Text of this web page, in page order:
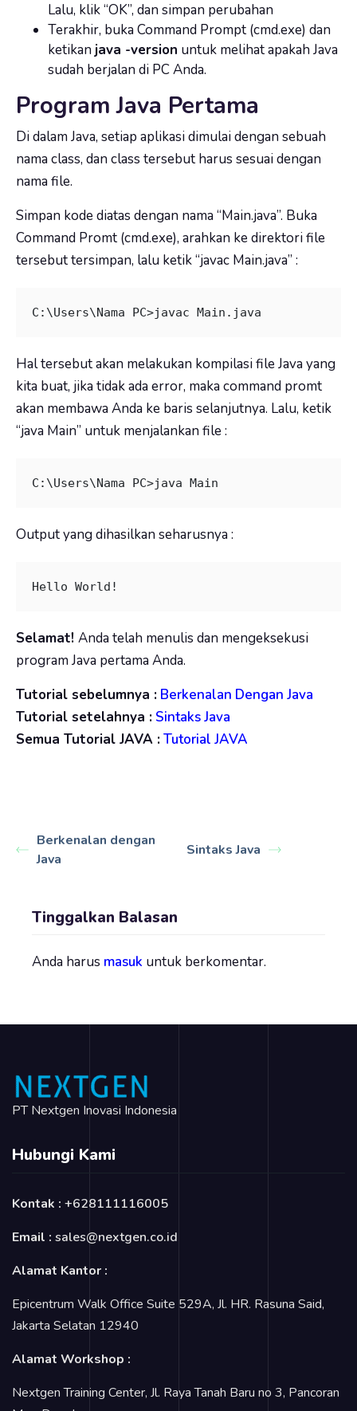
Lalu, klik “OK”, dan simpan perubahan
Terakhir, buka Command Prompt (cmd.exe) dan
ketikan java -version untuk melihat apakah Java
sudah berjalan di PC Anda.
Program Java Pertama
Di dalam Java, setiap aplikasi dimulai dengan sebuah
nama class, dan class tersebut harus sesuai dengan
nama file.
Simpan kode diatas dengan nama “Main.java”. Buka
Command Promt (cmd.exe), arahkan ke direktori file
tersebut tersimpan, lalu ketik “javac Main.java” :
C:\Users\Nama PC>javac Main.java
Hal tersebut akan melakukan kompilasi file Java yang
kita buat, jika tidak ada error, maka command promt
akan membawa Anda ke baris selanjutnya. Lalu, ketik
“java Main” untuk menjalankan file :
C:\Users\Nama PC>java Main
Output yang dihasilkan seharusnya :
Hello World!
Selamat! Anda telah menulis dan mengeksekusi
program Java pertama Anda.
Tutorial sebelumnya : Berkenalan Dengan Java
Tutorial setelahnya : Sintaks Java
Semua Tutorial JAVA :Tutorial JAVA
Berkenalan dengan
Java
Sintaks Java
Tinggalkan Balasan
Anda harus masuk untuk berkomentar.
PT Nextgen Inovasi Indonesia
Hubungi Kami
Kontak : +628111116005
Email : sales@nextgen.co.id
Alamat Kantor :
Epicentrum Walk Office Suite 529A, Jl. HR. Rasuna Said,
Jakarta Selatan 12940
Alamat Workshop :
Nextgen Training Center, Jl. Raya Tanah Baru no 3, Pancoran